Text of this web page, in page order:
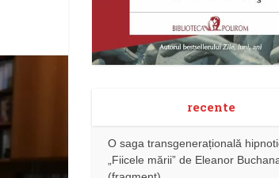
recente
O saga transgenerațională
„Fiicele mării” de Eleanor